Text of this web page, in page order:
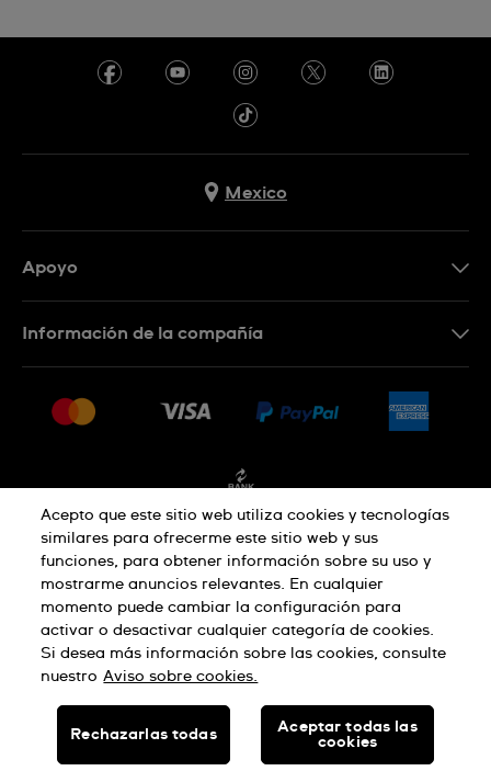
Mexico
Apoyo
Condiciones de venta
Información de la compañía
Empleo
Política de privacidad
Aviso sobre cookies Condiciones de uso
HECHO EN SUIZA
© SWATCH AG 2026, TODOS LOS DERECHOS RESERVADOS:
Acepto que este sitio web utiliza cookies y tecnologías
similares para ofrecerme este sitio web y sus
funciones, para obtener información sobre su uso y
mostrarme anuncios relevantes. En cualquier
momento puede cambiar la configuración para
activar o desactivar cualquier categoría de cookies.
Si desea más información sobre las cookies, consulte
nuestro Aviso sobre cookies.
Rechazarlas todas
Aceptar todas las
cookies